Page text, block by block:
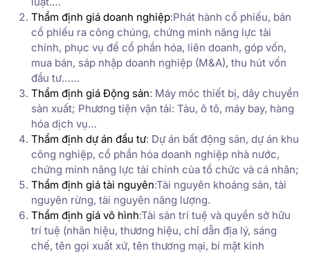
Thẩm định giá doanh nghiệp:Phát hành cổ phiếu, bán
cổ phiếu ra công chúng, chứng minh năng lực tài
chính, phục vụ để cổ phần hóa, liên doanh, góp vốn,
mua bán, sáp nhập doanh nghiệp (M&A), thu hút vốn
đầu tư……
Thẩm định giá Động sản: Máy móc thiết bị, dây chuyền
sản xuất; Phương tiện vận tải: Tàu, ô tô, máy bay, hàng
hóa dịch vụ…
Thẩm định dự án đầu tư: Dự án bất động sản, dự án khu
công nghiệp, cổ phần hóa doanh nghiệp nhà nước,
chứng minh năng lực tài chính của tổ chức và cá nhân;
Thẩm định giá tài nguyên:Tài nguyên khoáng sản, tài
nguyên rừng, tài nguyên năng lượng.
Thẩm định giá vô hình:Tài sản trí tuệ và quyền sở hữu
trí tuệ (nhãn hiệu, thương hiệu, chỉ dẫn địa lý, sáng
chế, tên gọi xuất xứ, tên thương mại, bí mật kinh